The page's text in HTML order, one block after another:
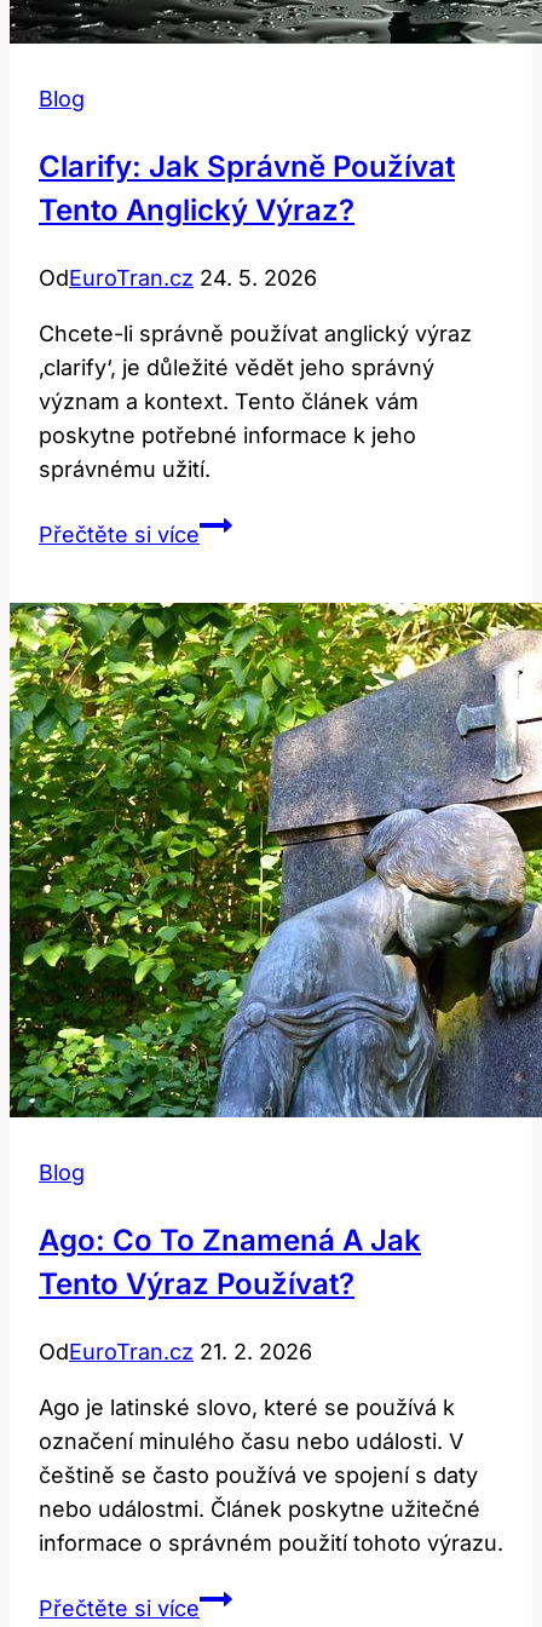
Blog
Clarify: Jak Správně Používat
Tento Anglický Výraz?
OdEuroTran.cz 24. 5. 2026
Chcete-li správně používat anglický výraz
‚clarify‘, je důležité vědět jeho správný
význam a kontext. Tento článek vám
poskytne potřebné informace k jeho
správnému užití.
Přečtěte si víceClarify:
Používat
Tento
Anglický
Výraz?
Blog
Ago: Co To Znamená A Jak
Tento Výraz Používat?
OdEuroTran.cz 21. 2. 2026
Ago je latinské slovo, které se používá k
označení minulého času nebo události. V
češtině se často používá ve spojení s daty
nebo událostmi. Článek poskytne užitečné
informace o správném použití tohoto výrazu.
Přečtěte si víceAgo: